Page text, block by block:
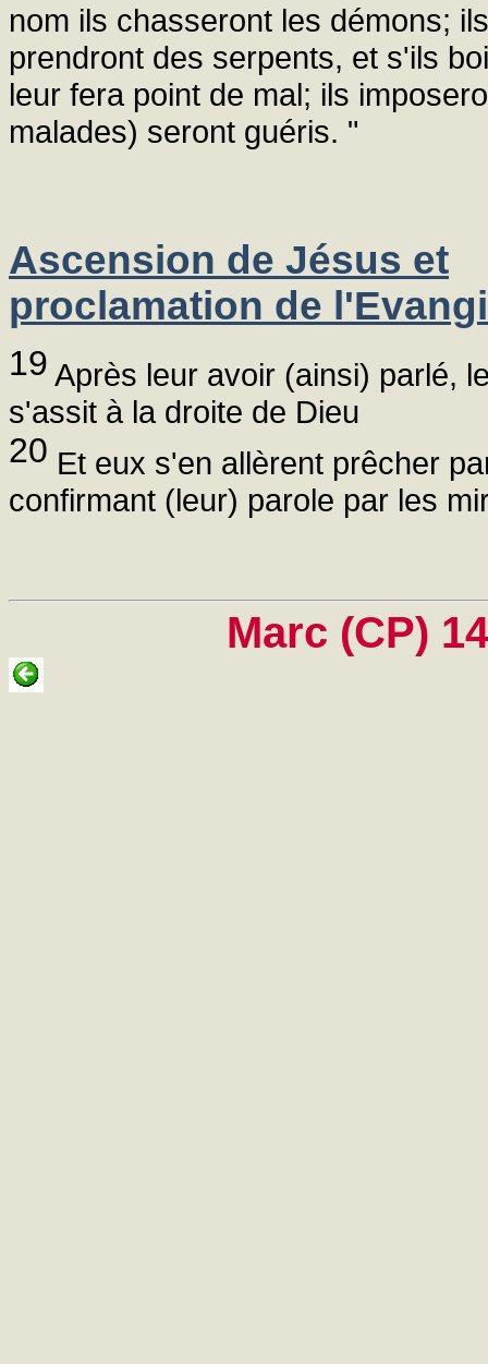
nom ils chasseront les démons;
prendront des serpents, et s'ils
leur fera point de mal; ils
malades) seront guéris. "
Ascension de Jésus et
proclamation de
19 Après leur avoir (ainsi) parlé,
s'assit à la droite de Dieu
20 Et eux s'en allèrent prêcher
confirmant (leur) parole par les
Marc (CP) 14